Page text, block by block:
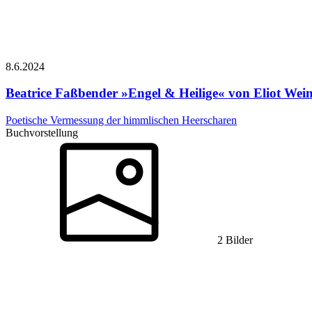
8.6.2024
Beatrice Faßbender »Engel & Heilige« von Eliot
Poetische Vermessung der himmlischen Heerscharen
Buchvorstellung
2 Bilder